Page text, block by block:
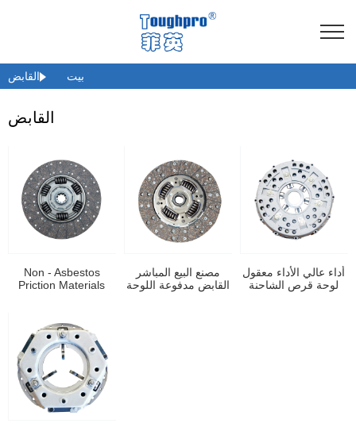
بيت القابض
القابض
Non - Asbestos
Priction Materials
مصنع البيع المباشر
القابض مدفوعة اللوحة
أداء عالي الأداء معقول
لوحة قرص الشاحنة